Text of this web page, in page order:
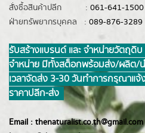
สั่งซื้อสินค้าปลีก : 061-641-1500
ฝ่ายทรัพยากรบุคคล : 089-876-3289
รับสร้างแบรนด์ และ จำหน่ายวัตถุดิ
จำหน่าย มีทั้งสต็อกพร้อมส่ง/ผลิต/นำ
เวลาจัดส่ง 3-30 วันทำการ กรุณาแ
ราคาปลีก-ส่ง
Email : thenaturalist.co.th@gmail.com